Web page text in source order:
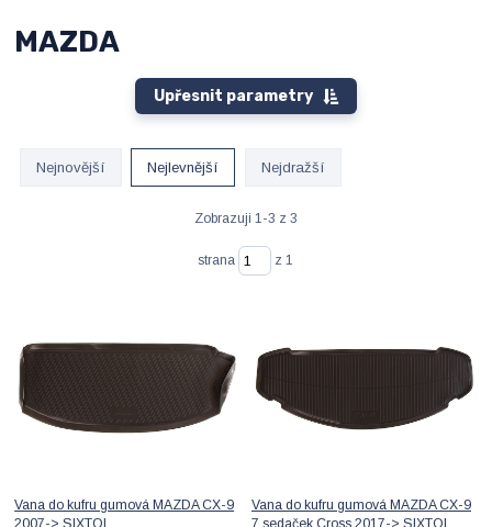
MAZDA
Upřesnit parametry
Nejnovější Nejlevnější Nejdražší
Zobrazuji 1-3 z 3
strana z 1
Vana do kufru gumová MAZDA CX-9
2007-> SIXTOL
Vana do kufru gumová MAZDA CX-9
7 sedaček Cross 2017-> SIXTOL